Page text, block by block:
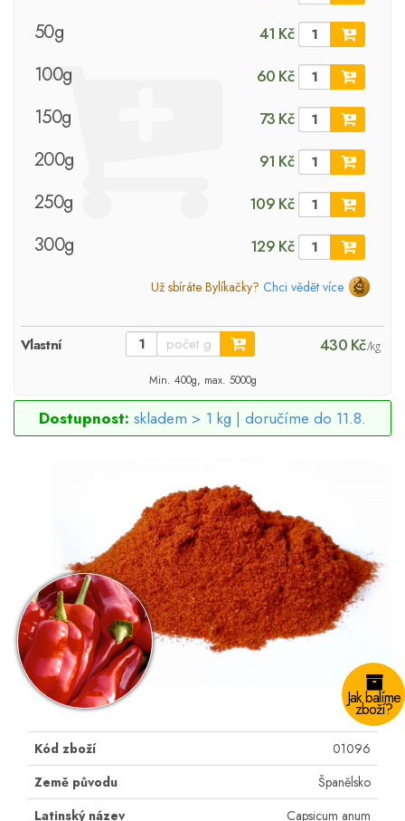
50g 41 Kč
100g 60 Kč
150g 73 Kč
200g 91 Kč
250g 109 Kč
300g 129 Kč
Už sbíráte Bylíkačky? Chci vědět více
Vlastní 430 Kč/kg
Min. 400g, max. 5000g
Dostupnost: skladem > 1 kg | doručíme do 11.8.
Jak balíme
zboží?
Kód zboží
01096
Země původu
Španělsko
Latinský název
Capsicum anum